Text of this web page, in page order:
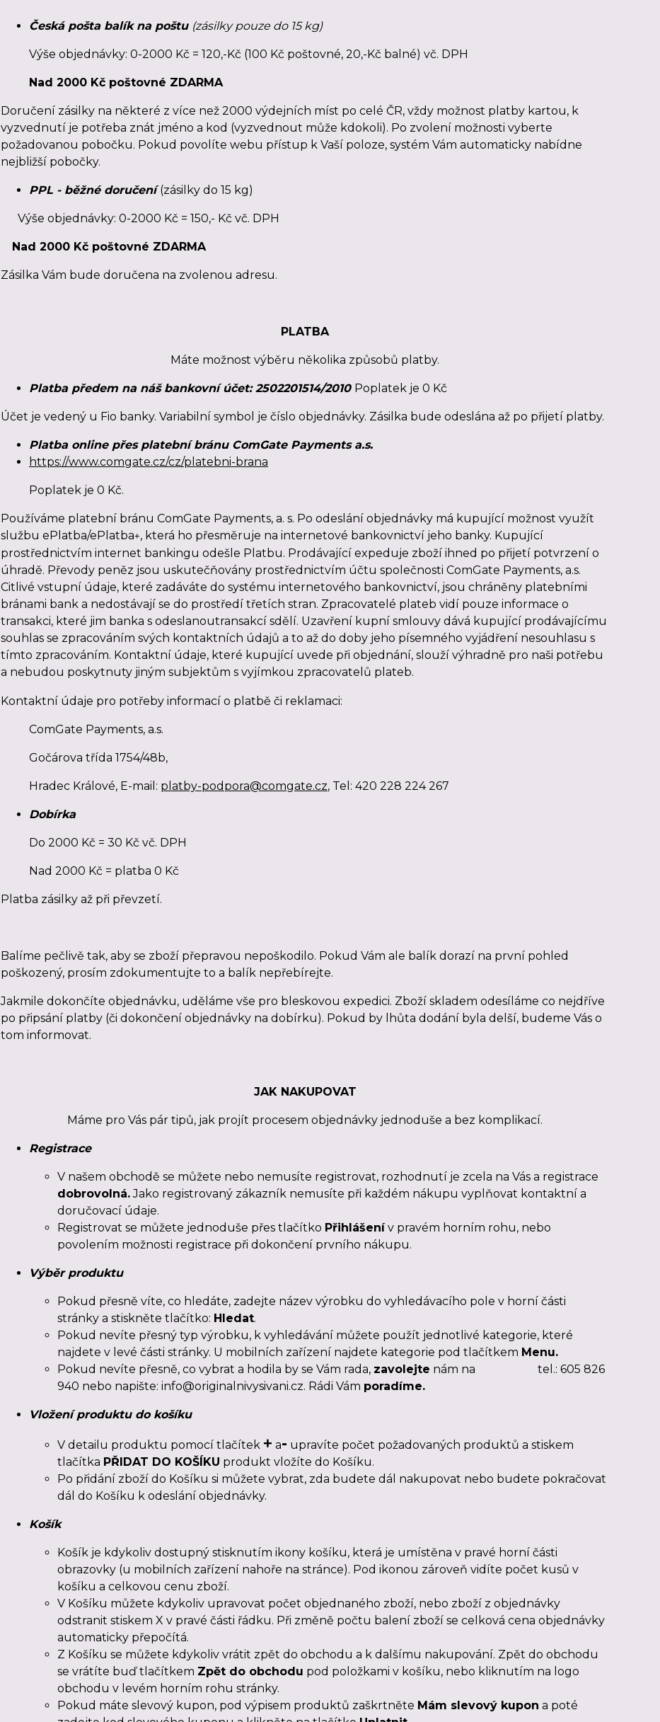
Česká pošta balík na poštu (zásilky pouze do 15 kg)
Výše objednávky: 0-2000 Kč = 120,-Kč (100 Kč poštovné, 20,-Kč balné) vč. DPH
Nad 2000 Kč poštovné ZDARMA
Doručení zásilky na některé z více než 2000 výdejních míst po celé ČR, vždy možnost platby kartou, k
vyzvednutí je potřeba znát jméno a kod (vyzvednout může kdokoli). Po zvolení možnosti vyberte
požadovanou pobočku. Pokud povolíte webu přístup k Vaší poloze, systém Vám automaticky nabídne
nejbližší pobočky.
PPL - běžné doručení(zásilky do 15 kg)
Výše objednávky: 0-2000 Kč = 150,- Kč vč. DPH
Nad 2000 Kč poštovné ZDARMA
Zásilka Vám bude doručena na zvolenou adresu.
PLATBA
Máte možnost výběru několika způsobů platby.
Platba předem na náš bankovní účet: 2502201514/2010 Poplatek je 0 Kč
Účet je vedený u Fio banky. Variabilní symbol je číslo objednávky. Zásilka bude odeslána až po přijetí platby.
Platba online přes platební bránu ComGate Payments a.s.
https://www.comgate.cz/cz/platebni-brana
Poplatek je 0 Kč.
Používáme platební bránu ComGate Payments, a. s. Po odeslání objednávky má kupující možnost využít
službu ePlatba/ePlatba+, která ho přesměruje na internetové bankovnictví jeho banky. Kupující
prostřednictvím internet bankingu odešle Platbu. Prodávající expeduje zboží ihned po přijetí potvrzení o
úhradě. Převody peněz jsou uskutečňovány prostřednictvím účtu společnosti ComGate Payments, a.s.
Citlivé vstupní údaje, které zadáváte do systému internetového bankovnictví, jsou chráněny platebními
bránami bank a nedostávají se do prostředí třetích stran. Zpracovatelé plateb vidí pouze informace o
transakci, které jim banka s odeslanoutransakcí sdělí. Uzavření kupní smlouvy dává kupující prodávajícímu
souhlas se zpracováním svých kontaktních údajů a to až do doby jeho písemného vyjádření nesouhlasu s
tímto zpracováním. Kontaktní údaje, které kupující uvede při objednání, slouží výhradně pro naši potřebu
a nebudou poskytnuty jiným subjektům s vyjímkou zpracovatelů plateb.
Kontaktní údaje pro potřeby informací o platbě či reklamaci:
ComGate Payments, a.s.
Gočárova třída 1754/48b,
Hradec Králové, E-mail: platby-podpora@comgate.cz, Tel: 420 228 224 267
Dobírka
Do 2000 Kč = 30 Kč vč. DPH
Nad 2000 Kč = platba 0 Kč
Platba zásilky až při převzetí.
Balíme pečlivě tak, aby se zboží přepravou nepoškodilo. Pokud Vám ale balík dorazí na první pohled
poškozený, prosím zdokumentujte to a balík nepřebírejte.
Jakmile dokončíte objednávku, uděláme vše pro bleskovou expedici. Zboží skladem odesíláme co nejdříve
po připsání platby (či dokončení objednávky na dobírku). Pokud by lhůta dodání byla delší, budeme Vás o
tom informovat.
JAK NAKUPOVAT
Máme pro Vás pár tipů, jak projít procesem objednávky jednoduše a bez komplikací.
Registrace
V našem obchodě se můžete nebo nemusíte registrovat, rozhodnutí je zcela na Vás a registrace
dobrovolná.Jako registrovaný zákazník nemusíte při každém nákupu vyplňovat kontaktní a
doručovací údaje.
Registrovat se můžete jednoduše přes tlačítko Přihlášenív pravém horním rohu, nebo
povolením možnosti registrace při dokončení prvního nákupu.
Výběr produktu
Pokud přesně víte, co hledáte, zadejte název výrobku do vyhledávacího pole v horní části
stránky a stiskněte tlačítko: Hledat.
Pokud nevíte přesný typ výrobku, k vyhledávání můžete použít jednotlivé kategorie, které
najdete v levé části stránky. U mobilních zařízení najdete kategorie pod tlačítkem Menu.
Pokud nevíte přesně, co vybrat a hodila by se Vám rada, zavolejte nám na tel.: 605 826
940 nebo napište: info@originalnivysivani.cz. Rádi Vám poradíme.
Vložení produktu do košíku
V detailu produktu pomocí tlačítek + a- upravíte počet požadovaných produktů a stiskem
tlačítka PŘIDAT DO KOŠÍKU produkt vložíte do Košíku.
Po přidání zboží do Košíku si můžete vybrat, zda budete dál nakupovat nebo budete pokračovat
dál do Košíku k odeslání objednávky.
Košík
Košík je kdykoliv dostupný stisknutím ikony košíku, která je umístěna v pravé horní části
obrazovky (u mobilních zařízení nahoře na stránce). Pod ikonou zároveň vidíte počet kusů v
košíku a celkovou cenu zboží.
V Košíku můžete kdykoliv upravovat počet objednaného zboží, nebo zboží z objednávky
odstranit stiskem X v pravé části řádku. Při změně počtu balení zboží se celková cena objednávky
automaticky přepočítá.
Z Košíku se můžete kdykoliv vrátit zpět do obchodu a k dalšímu nakupování. Zpět do obchodu
se vrátíte buď tlačítkem Zpět do obchodu pod položkami v košíku, nebo kliknutím na logo
obchodu v levém horním rohu stránky.
Pokud máte slevový kupon, pod výpisem produktů zaškrtněte Mám slevový kupon a poté